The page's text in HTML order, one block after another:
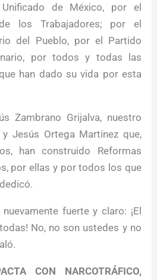
de México, por el
los Trabajadores; por el
del Pueblo, por el Partido
por todos y todas las
han dado su vida por esta
Zambrano Grijalva, nuestro
Jesús Ortega Martínez que,
han construido Reformas
por ellas y por todos los que
fuerte y claro: ¡El
No, no son ustedes y no
CON NARCOTRÁFICO,